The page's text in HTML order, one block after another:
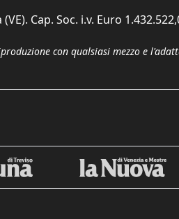
Cap. Soc. i.v. Euro
con qualsiasi mezzo e